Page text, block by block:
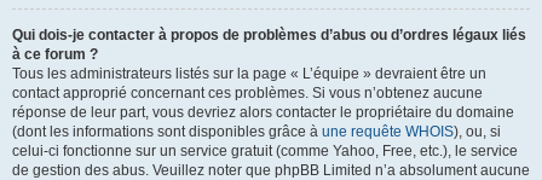
Qui dois-je contacter à propos de problèmes d’abus ou d’ordres légaux liés
à ce forum ?
Tous les administrateurs listés sur la page « L’équipe » devraient être un
contact approprié concernant ces problèmes. Si vous n’obtenez aucune
réponse de leur part, vous devriez alors contacter le propriétaire du domaine
(dont les informations sont disponibles grâce à une requête WHOIS), ou, si
celui-ci fonctionne sur un service gratuit (comme Yahoo, Free, etc.), le service
de gestion des abus. Veuillez noter que phpBB Limited n’a absolument aucune